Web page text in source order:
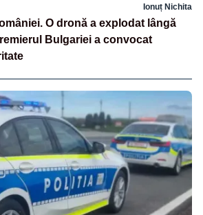
Ionuț Nichita
O dronă a explodat lângă
Bulgariei a convocat